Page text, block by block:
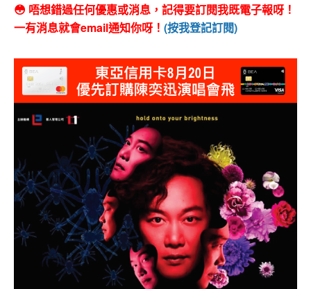
😳 唔想錯過任何優惠或消息，記得要訂閱我既電子報呀！
一有消息就會email通知你呀！ (按我登記訂閱)